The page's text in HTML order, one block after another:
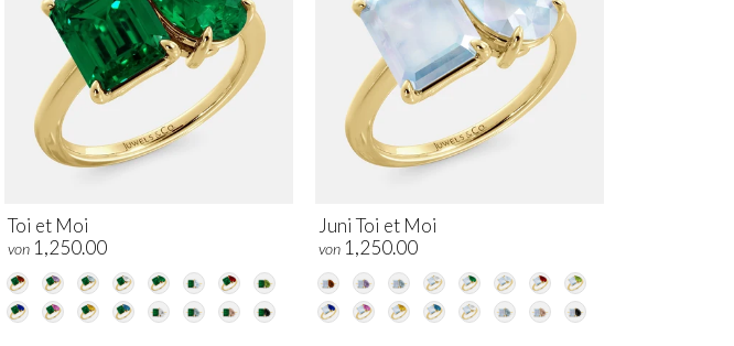
Toi et Moi
von 1,250.00
Juni Toi et Moi
von 1,250.00